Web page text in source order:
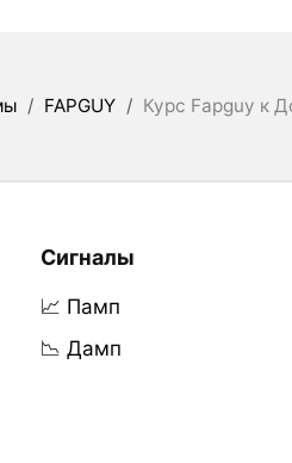
/ FAPGUY / Курс Fapguy к
Сигналы
📈 Памп
📉 Дамп